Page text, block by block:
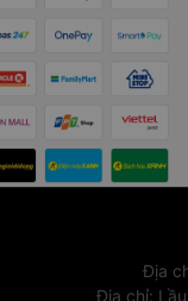
Địa
Địa chỉ: